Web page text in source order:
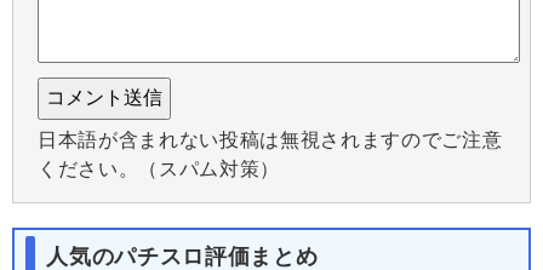
日本語が含まれない投稿は無視されますのでご注意
ください。（スパム対策）
人気のパチスロ評価まとめ